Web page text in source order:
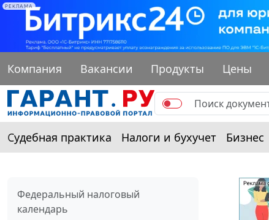
РЕКЛАМА
Компания Вакансии Продукты Цены
Судебная практика Налоги и бухучет Бизнес
Федеральный налоговый
календарь